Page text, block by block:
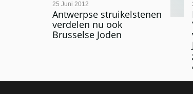
Antwerpse struikelstenen
verdelen nu ook
Brusselse Joden
25 Juni 2012